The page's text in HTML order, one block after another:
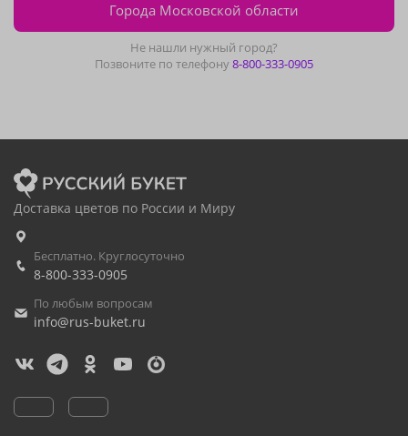
Города Московской области
Не нашли нужный город?
Позвоните по телефону8-800-333-0905
Доставка цветов по России и Миру
Бесплатно. Круглосуточно
8-800-333-0905
По любым вопросам
info@rus-buket.ru